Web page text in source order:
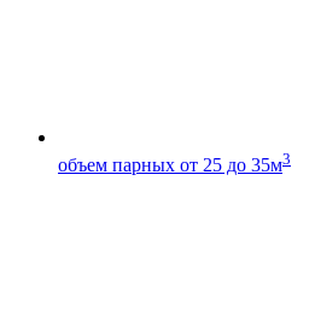
объем парных от 25 до 35м3